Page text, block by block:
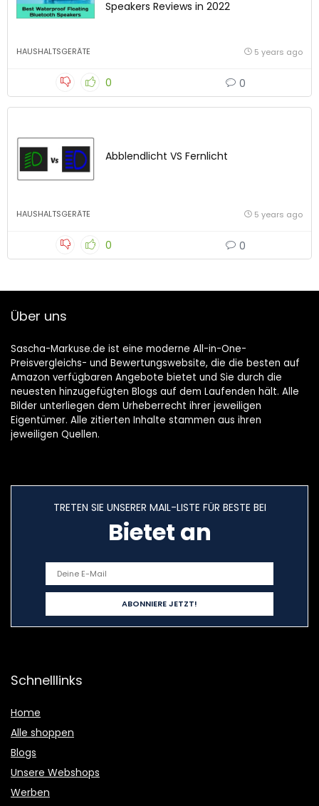
Speakers Reviews in 2022
HAUSHALTSGERÄTE 5 years ago
0 0
Abblendlicht VS Fernlicht
HAUSHALTSGERÄTE 5 years ago
0 0
Über uns
Sascha-Markuse.de ist eine moderne All-in-One-
Preisvergleichs- und Bewertungswebsite, die die besten auf
Amazon verfügbaren Angebote bietet und Sie durch die
neuesten hinzugefügten Blogs auf dem Laufenden hält. Alle
Bilder unterliegen dem Urheberrecht ihrer jeweiligen
Eigentümer. Alle zitierten Inhalte stammen aus ihren
jeweiligen Quellen.
TRETEN SIE UNSERER MAIL-LISTE FÜR BESTE BEI
Bietet an
Schnelllinks
Home
Alle shoppen
Blogs
Unsere Webshops
Werben